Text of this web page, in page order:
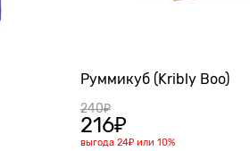
Руммикуб (Kribly Boo)
240₽
216₽
выгода 24₽ или 10%